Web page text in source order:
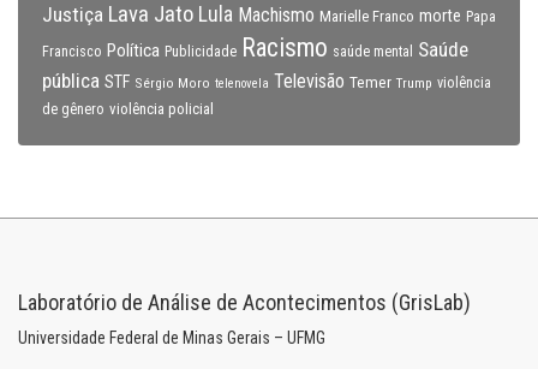
Justiça Lava Jato Lula Machismo Marielle Franco morte Papa
Francisco Política Publicidade Racismo saúde mental
Saúde
pública STF Sérgio Moro telenovela Televisão Temer Trump violência
de gênero violência policial
Laboratório de Análise de Acontecimentos (GrisLab)
Universidade Federal de Minas Gerais – UFMG